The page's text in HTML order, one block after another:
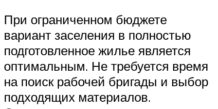
При ограниченном бюджете
вариант заселения в полностью
подготовленное жилье является
оптимальным. Не требуется время
на поиск рабочей бригады и выбор
подходящих материалов.